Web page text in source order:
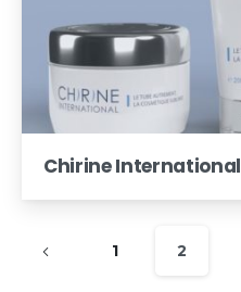
Chirine International
1 2